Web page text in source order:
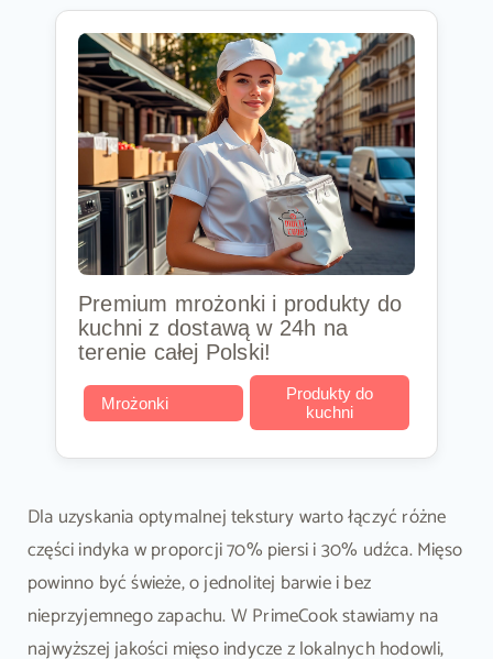
Premium mrożonki i produkty do
kuchni z dostawą w 24h na
terenie całej Polski!
Mrożonki
Produkty do
kuchni
Dla uzyskania optymalnej tekstury warto łączyć różne
części indyka w proporcji 70% piersi i 30% udźca. Mięso
powinno być świeże, o jednolitej barwie i bez
nieprzyjemnego zapachu. W PrimeCook stawiamy na
najwyższej jakości mięso indycze z lokalnych hodowli,